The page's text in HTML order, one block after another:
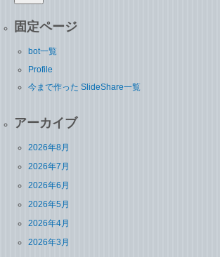
固定ページ
bot一覧
Profile
今まで作った SlideShare一覧
アーカイブ
2026年8月
2026年7月
2026年6月
2026年5月
2026年4月
2026年3月